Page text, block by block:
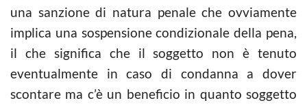
una sanzione di natura penale che ovviamente
implica una sospensione condizionale della pena,
il che significa che il soggetto non è tenuto
eventualmente in caso di condanna a dover
scontare ma c’è un beneficio in quanto soggetto